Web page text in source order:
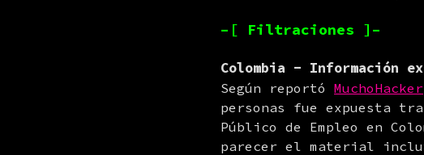
–[ Filtraciones ]–
Colombia - Información
Según reportó MuchoHacker
personas fue expuesta
Público de Empleo en
parecer el material